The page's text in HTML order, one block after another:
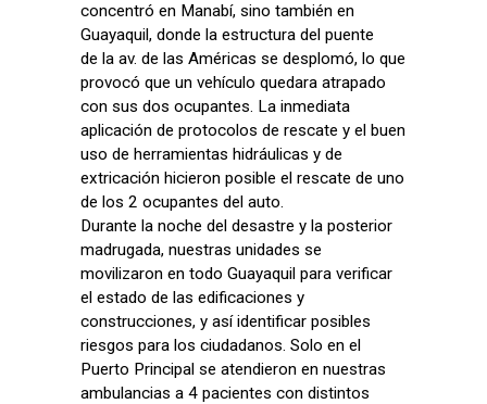
concentró en Manabí, sino también en
Guayaquil, donde la estructura del puente
de la av. de las Américas se desplomó, lo que
provocó que un vehículo quedara atrapado
con sus dos ocupantes. La inmediata
aplicación de protocolos de rescate y el buen
uso de herramientas hidráulicas y de
extricación hicieron posible el rescate de uno
de los 2 ocupantes del auto.
Durante la noche del desastre y la posterior
madrugada, nuestras unidades se
movilizaron en todo Guayaquil para verificar
el estado de las edificaciones y
construcciones, y así identificar posibles
riesgos para los ciudadanos. Solo en el
Puerto Principal se atendieron en nuestras
ambulancias a 4 pacientes con distintos